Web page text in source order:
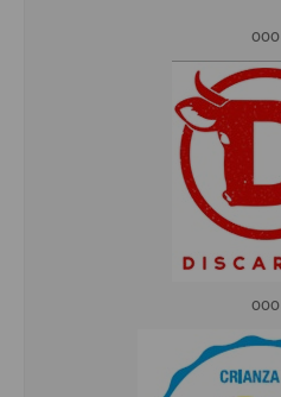
ooo
ooo